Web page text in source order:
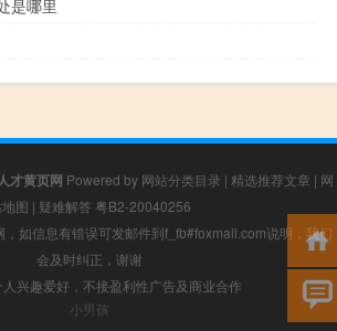
是哪里
人才黄页网 Powered by 网站分类目录 | 精选推荐文章 | 网
图 | 疑难解答 粤B2-20040256
如信息有错误可发邮件到f_fb#foxmail.com说明，我们
会及时纠正，谢谢
兴趣爱好，不接盈利性广告及商业合作
小男孩